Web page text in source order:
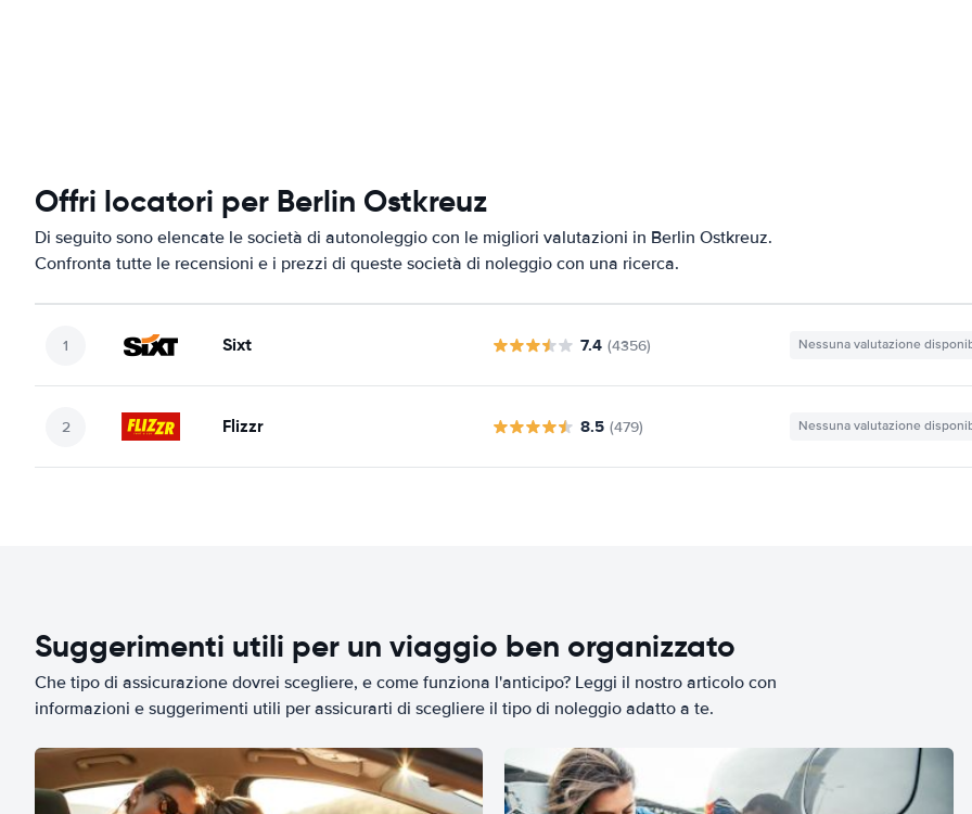
Offri locatori per Berlin Ostkreuz
Di seguito sono elencate le società di autonoleggio con le migliori valutazioni in Berlin Ostkreuz.
Confronta tutte le recensioni e i prezzi di queste società di noleggio con una ricerca.
Sixt 7.4 (4356) Nessuna valutazione
Flizzr 8.5 (479) Nessuna valutazione
Suggerimenti utili per un viaggio ben organizzato
Che tipo di assicurazione dovrei scegliere, e come funziona l'anticipo? Leggi il nostro articolo con
informazioni e suggerimenti utili per assicurarti di scegliere il tipo di noleggio adatto a te.